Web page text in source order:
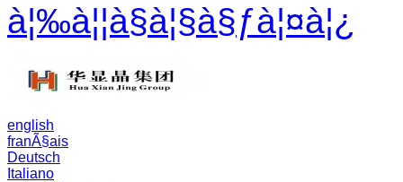
à¦‰à¦¦à§à¦§à§ƒà¦¤à¦¿
english
franÃ§ais
Deutsch
Italiano